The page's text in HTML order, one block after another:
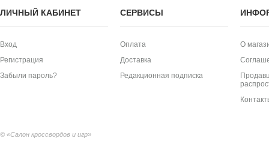
ЛИЧНЫЙ КАБИНЕТ
Вход
Регистрация
Забыли пароль?
СЕРВИСЫ
Оплата
Доставка
Редакционная подписка
О
© «Салон кроссвордов и игр»